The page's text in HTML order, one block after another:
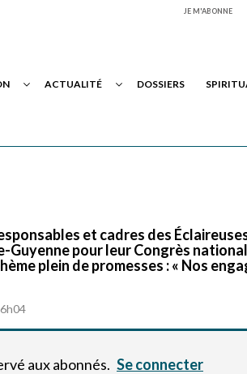
JE M'ABONNE
ACTUALITÉ DOSSIERS
et cadres des
pour leur Congrès
plein de promesses : « Nos
aux abonnés. Se connecter